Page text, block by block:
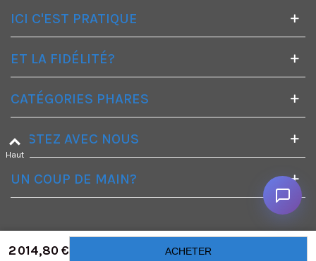
2 014,80 € ACHETER
ICI C'EST PRATIQUE
ET LA FIDÉLITÉ?
CATÉGORIES PHARES
RESTEZ AVEC NOUS
UN COUP DE MAIN?
Haut